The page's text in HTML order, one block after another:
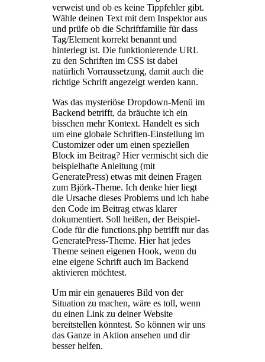
verweist und ob es keine Tippfehler gibt.
Wähle deinen Text mit dem Inspektor aus
und prüfe ob die Schriftfamilie für dass
Tag/Element korrekt benannt und
hinterlegt ist. Die funktionierende URL
zu den Schriften im CSS ist dabei
natürlich Vorraussetzung, damit auch die
richtige Schrift angezeigt werden kann.
Was das mysteriöse Dropdown-Menü im
Backend betrifft, da bräuchte ich ein
bisschen mehr Kontext. Handelt es sich
um eine globale Schriften-Einstellung im
Customizer oder um einen speziellen
Block im Beitrag? Hier vermischt sich die
beispielhafte Anleitung (mit
GeneratePress) etwas mit deinen Fragen
zum Björk-Theme. Ich denke hier liegt
die Ursache dieses Problems und ich habe
den Code im Beitrag etwas klarer
dokumentiert. Soll heißen, der Beispiel-
Code für die functions.php betrifft nur das
GeneratePress-Theme. Hier hat jedes
Theme seinen eigenen Hook, wenn du
eine eigene Schrift auch im Backend
aktivieren möchtest.
Um mir ein genaueres Bild von der
Situation zu machen, wäre es toll, wenn
du einen Link zu deiner Website
bereitstellen könntest. So können wir uns
das Ganze in Aktion ansehen und dir
besser helfen.